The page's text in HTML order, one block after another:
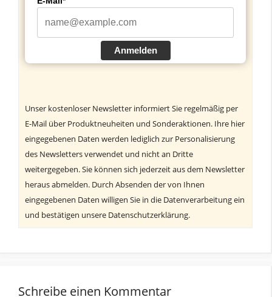
Anmelden
Unser kostenloser Newsletter informiert Sie regelmäßig per
E-Mail über Produktneuheiten und Sonderaktionen. Ihre hier
eingegebenen Daten werden lediglich zur Personalisierung
des Newsletters verwendet und nicht an Dritte
weitergegeben. Sie können sich jederzeit aus dem Newsletter
heraus abmelden. Durch Absenden der von Ihnen
eingegebenen Daten willigen Sie in die Datenverarbeitung ein
und bestätigen unsere Datenschutzerklärung.
Schreibe einen Kommentar